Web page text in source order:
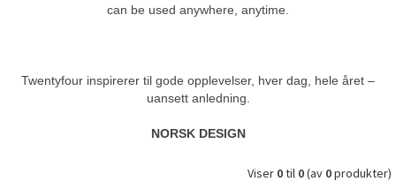
can be used anywhere, anytime.
Twentyfour inspirerer til gode opplevelser, hver dag, hele året –
uansett anledning.
NORSK DESIGN
Viser 0til 0(av 0produkter)